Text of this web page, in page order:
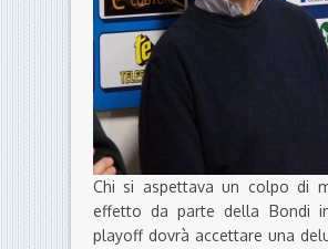
Chi si aspettava un colpo di
effetto da parte della Bondi
playoff dovrà accettare una